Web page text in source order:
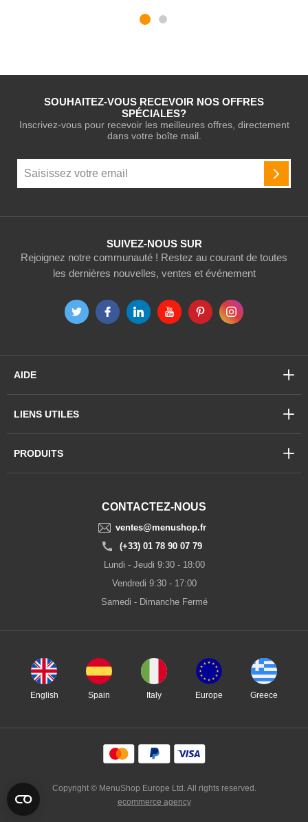
SUIVEZ-NOUS SUR
Rejoignez notre communauté ! Restez au courant de toutes
les dernières nouvelles, ventes et événement
SOUHAITEZ-VOUS RECEVOIR NOS OFFRES
SPÉCIALES?
Inscrivez-vous pour recevoir les meilleures offres, directement
dans votre boîte mail.
notre
CONTACTEZ-NOUS
ventes@menushop.fr
(+33) 01 78 90 07 79
Lundi - Jeudi 9:30 - 18:00
Vendredi 9:30 - 17:00
Samedi - Dimanche Fermé
AIDE
LIENS UTILES
PRODUITS
English Spain Italy Europe Greece
Copyright © MenuShop Europe Ltd. All rights reserved.
ecommerce agency